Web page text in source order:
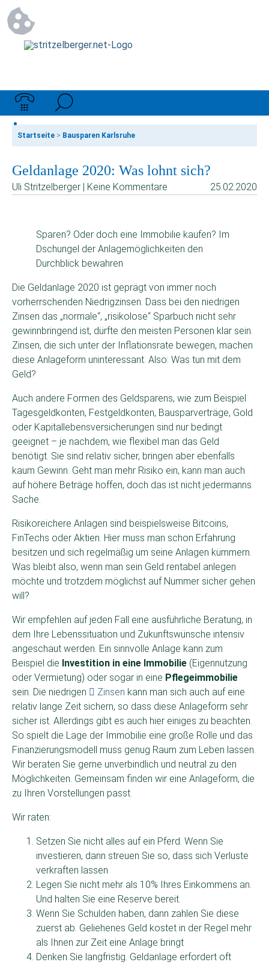
Startseite > Bausparen Karlsruhe
Geldanlage 2020: Was lohnt sich?
Uli Stritzelberger | Keine Kommentare 25.02.2020
Sparen? Oder doch eine Immobilie kaufen? Im
Dschungel der Anlagemöglichkeiten den
Durchblick bewahren
Die Geldanlage 2020 ist geprägt von immer noch
vorherrschenden Niedrigzinsen. Dass bei den niedrigen
Zinsen das „normale“, „risikolose“ Sparbuch nicht sehr
gewinnbringend ist, dürfte den meisten Personen klar sein.
Zinsen, die sich unter der Inflationsrate bewegen, machen
diese Anlageform uninteressant. Also: Was tun mit dem
Geld?
Auch andere Formen des Geldsparens, wie zum Beispiel
Tagesgeldkonten, Festgeldkonten, Bausparverträge, Gold
oder Kapitallebensversicherungen sind nur bedingt
geeignet – je nachdem, wie flexibel man das Geld
benötigt. Sie sind relativ sicher, bringen aber ebenfalls
kaum Gewinn. Geht man mehr Risiko ein, kann man auch
auf höhere Beträge hoffen, doch das ist nicht jedermanns
Sache.
Risikoreichere Anlagen sind beispielsweise Bitcoins,
FinTechs oder Aktien. Hier muss man schon Erfahrung
besitzen und sich regelmäßig um seine Anlagen kümmern.
Was bleibt also, wenn man sein Geld rentabel anlegen
möchte und trotzdem möglichst auf Nummer sicher gehen
will?
Wir empfehlen auf jeden Fall eine ausführliche Beratung, in
dem Ihre Lebenssituation und Zukunftswünsche intensiv
angeschaut werden. Ein sinnvolle Anlage kann zum
Beispiel die Investition in eine Immobilie (Eigennutzung
oder Vermietung) oder sogar in eine Pflegeimmobilie
sein. Die niedrigen
Zinsen kann man sich auch auf eine
relativ lange Zeit sichern, so dass diese Anlageform sehr
sicher ist. Allerdings gibt es auch hier einiges zu beachten.
So spielt die Lage der Immobilie eine große Rolle und das
Finanzierungsmodell muss genug Raum zum Leben lassen.
Wir beraten Sie gerne unverbindlich und neutral zu den
Möglichkeiten. Gemeinsam finden wir eine Anlageform, die
zu Ihren Vorstellungen passt.
Wir raten:
Setzen Sie nicht alles auf ein Pferd. Wenn Sie
investieren, dann streuen Sie so, dass sich Verluste
verkraften lassen
Legen Sie nicht mehr als 10% Ihres Einkommens an.
Und halten Sie eine Reserve bereit.
Wenn Sie Schulden haben, dann zahlen Sie diese
zuerst ab. Geliehenes Geld kostet in der Regel mehr
als Ihnen zur Zeit eine Anlage bringt
Denken Sie langfristig. Geldanlage erfordert oft